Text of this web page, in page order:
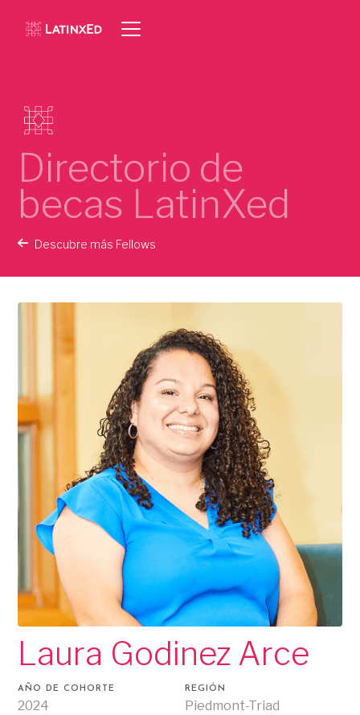
Directorio de
becas LatinXed
Descubre más Fellows
Laura Godinez Arce
AÑO DE COHORTE
2024
REGIÓN
Piedmont-Triad